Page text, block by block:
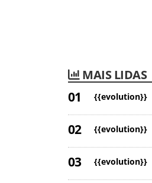
MAIS LIDAS
{{evolution}}
{{evolution}}
{{evolution}}